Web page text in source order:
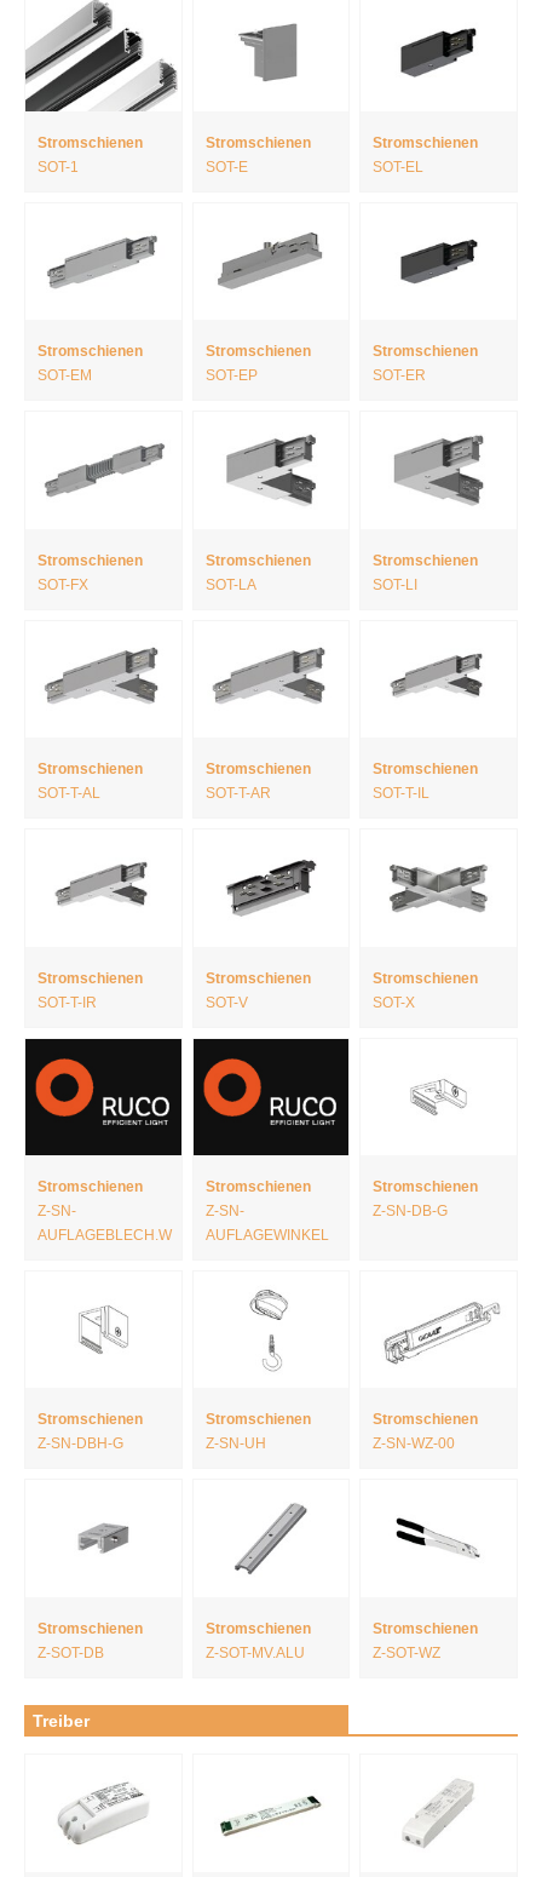
Stromschienen
SOT-1
Stromschienen
SOT-E
Stromschienen
SOT-EL
Stromschienen
SOT-EM
Stromschienen
SOT-EP
Stromschienen
SOT-ER
Stromschienen
SOT-FX
Stromschienen
SOT-LA
Stromschienen
SOT-LI
Stromschienen
SOT-T-AL
Stromschienen
SOT-T-AR
Stromschienen
SOT-T-IL
Stromschienen
SOT-T-IR
Stromschienen
SOT-V
Stromschienen
SOT-X
Stromschienen
Z-SN-
AUFLAGEBLECH.W
Stromschienen
Z-SN-
AUFLAGEWINKEL
Stromschienen
Z-SN-DB-G
Stromschienen
Z-SN-DBH-G
Stromschienen
Z-SN-UH
Stromschienen
Z-SN-WZ-00
Stromschienen
Z-SOT-DB
Stromschienen
Z-SOT-MV.ALU
Stromschienen
Z-SOT-WZ
Treiber